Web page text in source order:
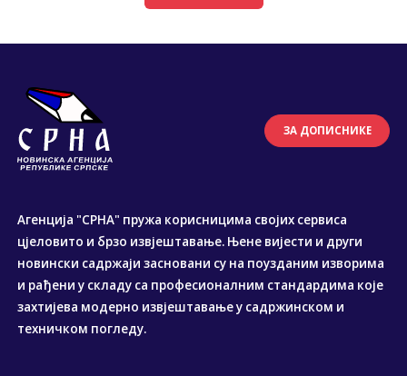
ЗА ДОПИСНИКЕ
Агенција "СРНА" пружа корисницима својих сервиса
цјеловито и брзо извјештавање. Њене вијести и други
новински садржаји засновани су на поузданим изворима
и рађени у складу са професионалним стандардима које
захтијева модерно извјештавање у садржинском и
техничком погледу.